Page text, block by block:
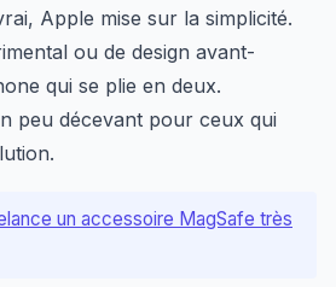
Apple mise sur la simplicité.
ou de design avant-
qui se plie en deux.
peu décevant pour ceux qui
un accessoire MagSafe très